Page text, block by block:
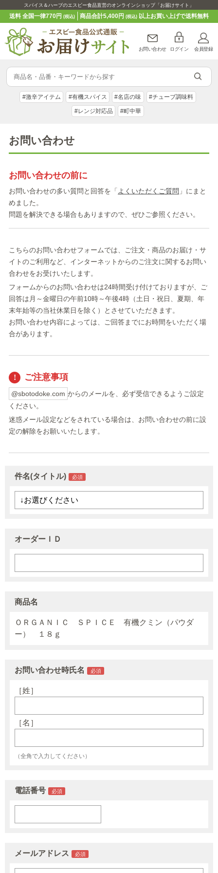
スパイス＆ハーブのエスビー食品直営のオンラインショップ「お届けサイト」
送料 全国一律770円(税込) 商品合計5,400円 (税込)以上お買い上げで送料無料
お問い合わせ ログイン 会員登録
#激辛アイテム #有機スパイス #名店の味 #チューブ調味料
#レンジ対応品 #町中華
お問い合わせ
お問い合わせの前に
お問い合わせの多い質問と回答を「 よくいただくご質問 」にまと
めました。
問題を解決できる場合もありますので、ぜひご参照ください。
こちらのお問い合わせフォームでは、ご注文・商品のお届け・サ
イトのご利用など、インターネットからのご注文に関するお問い
合わせをお受けいたします。
フォームからのお問い合わせは24時間受け付けておりますが、ご
回答は月～金曜日の午前10時～午後4時（土日・祝日、夏期、年
末年始等の当社休業日を除く）とさせていただきます。
お問い合わせ内容によっては、ご回答までにお時間をいただく場
合があります。
ご注意事項
@sbotodoke.com からのメールを、必ず受信できるようご設定
ください。
迷惑メール設定などをされている場合は、お問い合わせの前に設
定の解除をお願いいたします。
件名(タイトル)
オーダーＩＤ
商品名
ＯＲＧＡＮＩＣ ＳＰＩＣＥ 有機クミン（パウダ
ー） １８ｇ
お問い合わせ時氏名
［姓］
［名］
（全角で入力してください）
電話番号
メールアドレス